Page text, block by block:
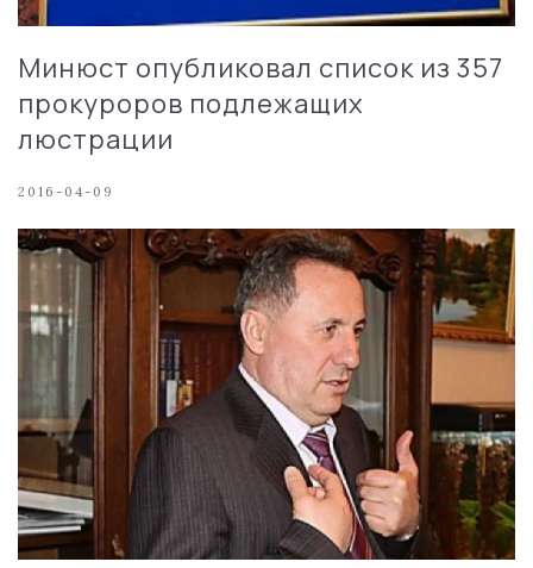
Минюст опубликовал список из 357
прокуроров подлежащих
люстрации
2016-04-09